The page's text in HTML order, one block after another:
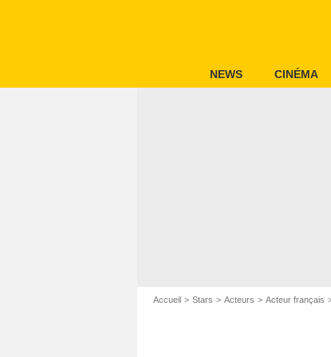
NEWS CINÉMA
Accueil Stars Acteurs Acteur français